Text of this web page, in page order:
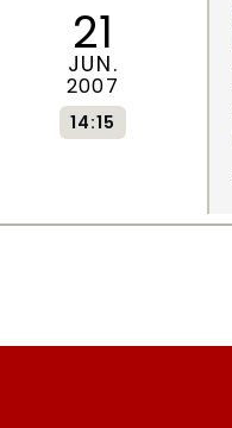
21
JUN.
2007
14:15